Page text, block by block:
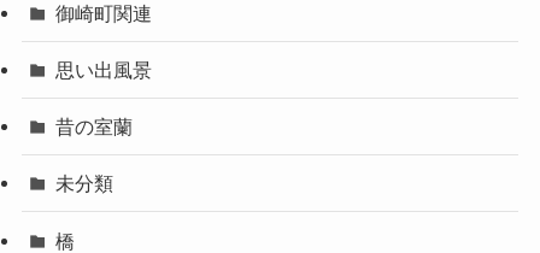
御崎町関連
思い出風景
昔の室蘭
未分類
橋